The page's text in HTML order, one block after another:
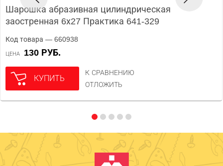
Шарошка абразивная цилиндрическая
заостренная 6х27 Практика 641-329
Код товара — 660938
ЦЕНА 130 РУБ.
КУПИТЬ
К СРАВНЕНИЮ
ОТЛОЖИТЬ